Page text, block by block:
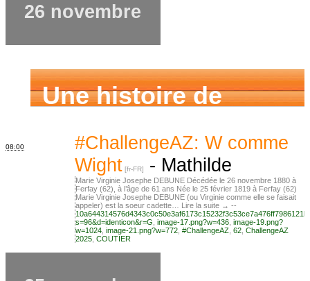
26 novembre
Une histoire de
famille
08:00
#ChallengeAZ: W comme
Wight
- Mathilde
Marie Virginie Josephe DEBUNE Décédée le 26 novembre 1880 à
Ferfay (62), à l’âge de 61 ans Née le 25 février 1819 à Ferfay (62)
Marie Virginie Josephe DEBUNE (ou Virginie comme elle se faisait
appeler) est la soeur cadette… Lire la suite → --
s=96&d=identicon&r=G image-17.png?w=436 image-19.png?
w=1024 image-21.png?w=772 #ChallengeAZ 62 ChallengeAZ
2025 COUTIER